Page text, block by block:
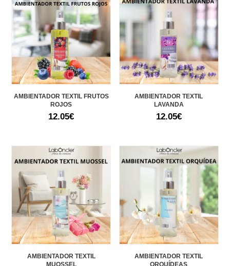
AMBIENTADOR TEXTIL FRUTOS
ROJOS
12.05€
AMBIENTADOR TEXTIL
LAVANDA
12.05€
AMBIENTADOR TEXTIL
AMBIENTADOR TEXTIL